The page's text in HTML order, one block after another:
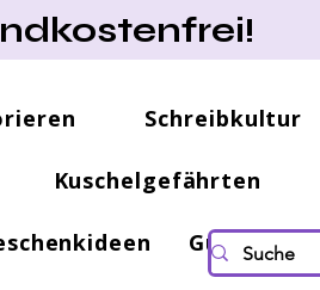
Schreibkultur
Kuschelgefährten
Gutscheine